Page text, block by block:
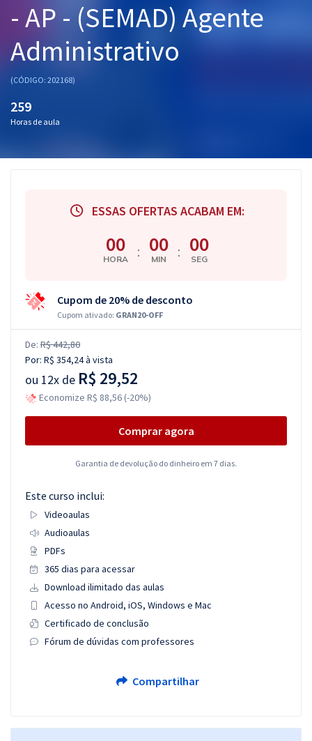
Graduação
OAB
Mentorias
- AP - (SEMAD) Agente
Administrativo
(CÓDIGO: 202168)
259
Horas de aula
ESSAS OFERTAS ACABAM EM:
00
HORA : 00
MIN : 00
SEG
Cupom de 20% de desconto
Cupom ativado: GRAN20-OFF
De: R$ 442,80
Por: R$ 354,24à vista
ou 12x de R$ 29,52
Economize R$ 88,56 (-20%)
Comprar agora
Garantia de devolução do dinheiro em 7 dias.
Este curso inclui:
Videoaulas
Audioaulas
PDFs
365 dias para acessar
Download ilimitado das aulas
Acesso no Android, iOS, Windows e Mac
Certificado de conclusão
Fórum de dúvidas com professores
Compartilhar